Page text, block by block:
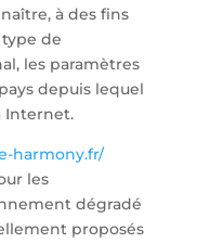
à des fins
de
les paramètres
depuis lequel
Internet.
harmony.fr/
les
dégradé
proposés